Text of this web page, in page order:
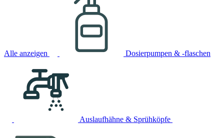
Alle anzeigen Dosierpumpen & -flaschen
Auslaufhähne & Sprühköpfe